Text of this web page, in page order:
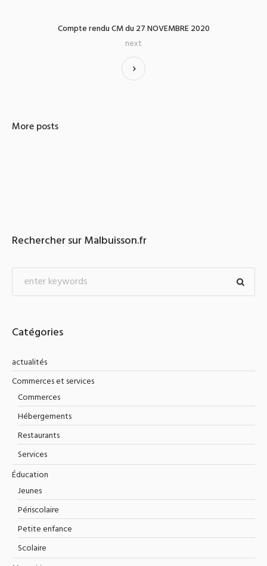
Compte rendu CM du 27 NOVEMBRE 2020
next
More posts
Rechercher sur Malbuisson.fr
Catégories
actualités
Commerces et services
Commerces
Hébergements
Restaurants
Services
Éducation
Jeunes
Périscolaire
Petite enfance
Scolaire